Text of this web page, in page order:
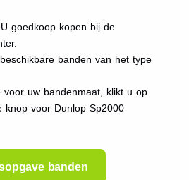
goedkoop kopen bij de
banden van het type
voor uw bandenmaat, klikt u op
knop voor Dunlop Sp2000
banden